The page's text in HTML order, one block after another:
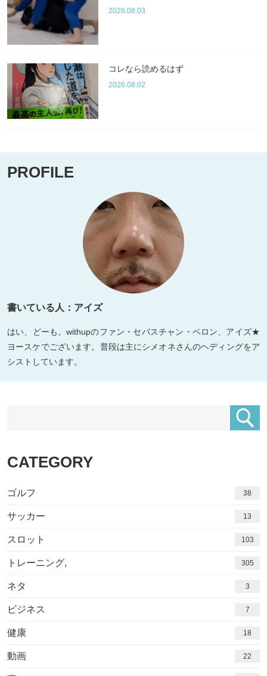
2026.08.03
コレなら読めるはず
2026.08.02
PROFILE
書いている人：アイズ
はい、どーも。withupのファン・セバスチャン・ベロン、アイズ★
ヨースケでございます。普段は主にシメオネさんのヘディングをア
シストしています。
CATEGORY
ゴルフ 38
サッカー 13
スロット 103
トレーニング, 305
ネタ 3
ビジネス 7
健康 18
動画 22